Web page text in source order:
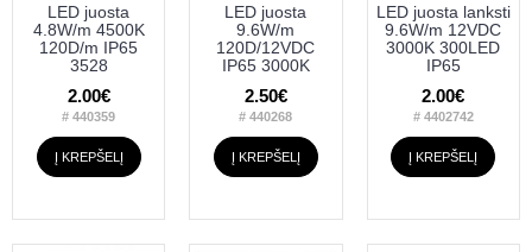
LED juosta
4.8W/m 4500K
120D/m IP65
3528
2.00€
# 440359
Į KREPŠELĮ
LED juosta
9.6W/m
120D/12VDC
IP65 3000K
2.50€
# 440268
Į KREPŠELĮ
LED juosta lanksti
9.6W/m 12VDC
3000K 300LED
IP65
2.00€
# 4402742
Į KREPŠELĮ